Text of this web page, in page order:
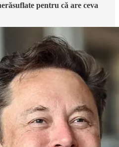
pentru că are ceva